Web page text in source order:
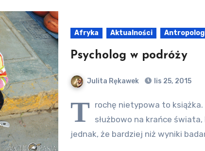
Afryka Aktualności
Psycholog w podróży
Julita Rękawek lis 25, 2015
T rochę nietypowa to
służbowo na krańce
jednak, że bardziej niż wyniki